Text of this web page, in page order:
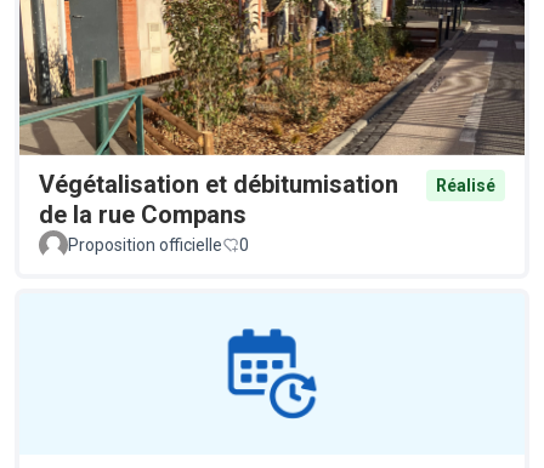
Végétalisation et débitumisation
de la rue Compans
Réalisé
Proposition officielle 0